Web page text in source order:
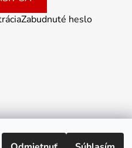
Zabudnuté heslo